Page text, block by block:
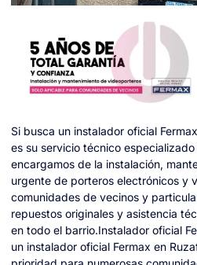
Si busca un instalador oficial
es su servicio técnico
encargamos de la instalación,
urgente de porteros electrónicos y
comunidades de vecinos y
repuestos originales y asistencia
en todo el barrio.Instalador oficial
un instalador oficial Fermax en